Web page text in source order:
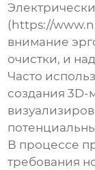
(https://
внимание
очистки, и
Часто
создания 3D-
В процессе
требования